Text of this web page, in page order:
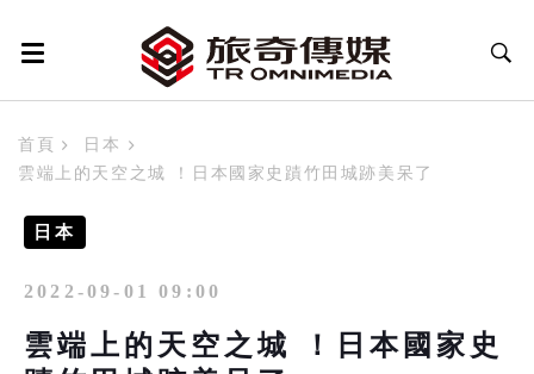
首頁
日本
雲端上的天空之城 ！日本國家史蹟竹田城跡美呆了
日本
2022-09-01 09:00
雲端上的天空之城 ！日本國家史